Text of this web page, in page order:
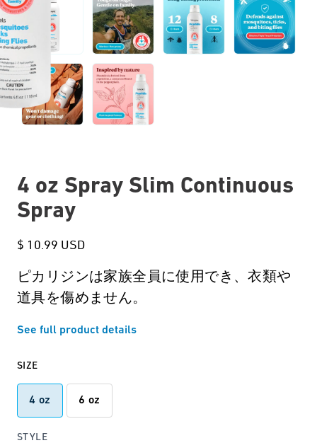
4 oz Spray Slim Continuous
Spray
$ 10.99 USD
ピカリジンは家族全員に使用でき、衣類や
道具を傷めません。
See full product details
SIZE
4 oz 6 oz
STYLE